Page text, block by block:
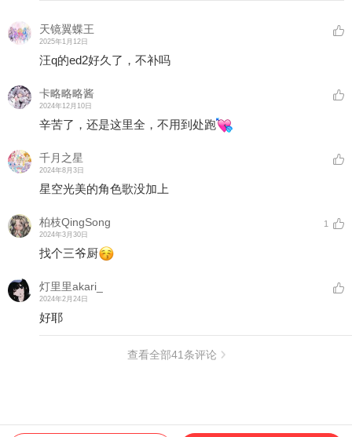
天镜翼蝶王
2025年1月12日
汪q的ed2好久了，不补吗
卡略略略酱
2024年12月10日
辛苦了，还是这里全，不用到处跑
千月之星
2024年8月3日
星空光美的角色歌没加上
柏枝QingSong
2024年3月30日
1
找个三爷厨
灯里里akari_
2024年2月24日
好耶
查看全部41条评论